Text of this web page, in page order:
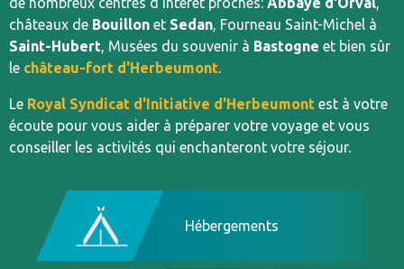
châteaux de Bouillon et Sedan, Fourneau Saint-Michel à
Saint-Hubert, Musées du souvenir à Bastogne et bien sûr
le château-fort d'Herbeumont.
Le Royal Syndicat d'Initiative d'Herbeumont est à votre
écoute pour vous aider à préparer votre voyage et vous
conseiller les activités qui enchanteront votre séjour.
Hébergements